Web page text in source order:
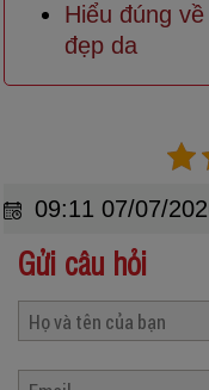
Hiểu đúng
đẹp da
09:11 07/07/
Gửi câu hỏi